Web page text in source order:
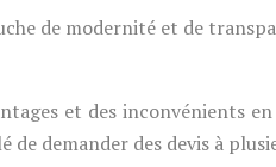
de modernité et de
et des inconvénients
demander des devis à